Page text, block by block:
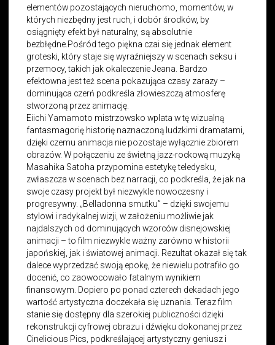
elementów pozostających nieruchomo, momentów, w
których niezbędny jest ruch, i dobór środków, by
osiągnięty efekt był naturalny, są absolutnie
bezbłędne.Pośród tego piękna czai się jednak element
groteski, który staje się wyraźniejszy w scenach seksu i
przemocy, takich jak okaleczenie Jeana. Bardzo
efektowna jest też scena pokazująca czasy zarazy –
dominująca czerń podkreśla złowieszczą atmosferę
stworzoną przez animację.
Eiichi Yamamoto mistrzowsko wplata w tę wizualną
fantasmagorię historię naznaczoną ludzkimi dramatami,
dzięki czemu animacja nie pozostaje wyłącznie zbiorem
obrazów. W połączeniu ze świetną jazz-rockową muzyką
Masahika Satoha przypomina estetykę teledysku,
zwłaszcza w scenach bez narracji, co podkreśla, że jak na
swoje czasy projekt był niezwykle nowoczesny i
progresywny. „Belladonna smutku” – dzięki swojemu
stylowi i radykalnej wizji, w założeniu możliwie jak
najdalszych od dominujących wzorców disnejowskiej
animacji – to film niezwykle ważny zarówno w historii
japońskiej, jak i światowej animacji. Rezultat okazał się tak
dalece wyprzedzać swoją epokę, że niewielu potrafiło go
docenić, co zaowocowało fatalnym wynikiem
finansowym. Dopiero po ponad czterech dekadach jego
wartość artystyczna doczekała się uznania. Teraz film
stanie się dostępny dla szerokiej publiczności dzięki
rekonstrukcji cyfrowej obrazu i dźwięku dokonanej przez
Cinelicious Pics, podkreślającej artystyczny geniusz i